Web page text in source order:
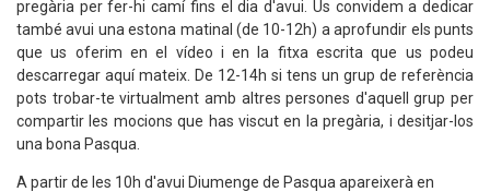
pregària per fer-hi camí fins el dia d'avui. Us convidem a dedicar
també avui una estona matinal (de 10-12h) a aprofundir els punts
que us oferim en el vídeo i en la fitxa escrita que us podeu
descarregar aquí mateix. De 12-14h si tens un grup de referència
pots trobar-te virtualment amb altres persones d'aquell grup per
compartir les mocions que has viscut en la pregària, i desitjar-los
una bona Pasqua.
A partir de les 10h d'avui Diumenge de Pasqua apareixerà en